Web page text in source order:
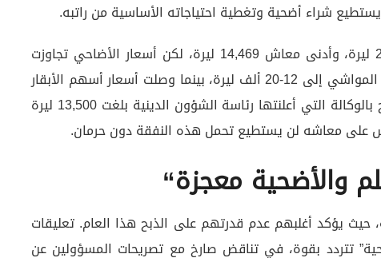
أما اليوم، فالوضع كارثي: الأجر الأدنى 22,104 ليرة، وأدنى معاش 14,469 ليرة، لكن أسعار الأضاحي تجاوزت
هذه المستويات بكثير. حيث قفزت أسعار صغار المواشي إلى 12-20 ألف ليرة، بينما وصلت أسعار أسهم الأبقار
الكبيرة إلى 20-30 ألف ليرة. حتى تكلفة الذبح بالوكالة التي أعلنتها رئاسة الشؤون الدينية بلغت 13,500 ليرة
على معاشه لن يستطيع تحمل هذه النفقة دون حرمان.
والأضحية معجزة“
يؤكد أغلبهم عدم قدرتهم على الذبح هذا العام. تعليقات
تتردد بقوة، في تناقض صارخ مع تصريحات المسؤولين عن